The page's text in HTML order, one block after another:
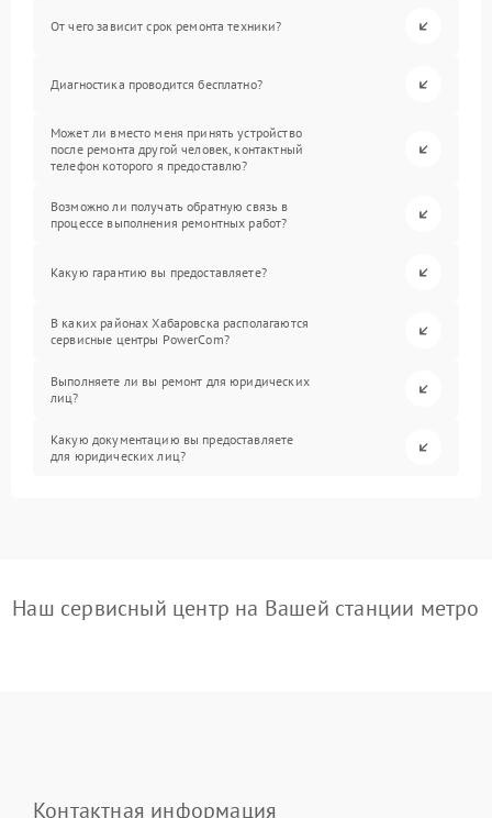
От чего зависит срок ремонта техники?
Диагностика проводится бесплатно?
Может ли вместо меня принять устройство
после ремонта другой человек, контактный
телефон которого я предоставлю?
Возможно ли получать обратную связь в
процессе выполнения ремонтных работ?
Какую гарантию вы предоставляете?
В каких районах Хабаровска располагаются
сервисные центры PowerCom?
Выполняете ли вы ремонт для юридических
лиц?
Какую документацию вы предоставляете
для юридических лиц?
Наш сервисный центр на Вашей станции метро
Контактная информация